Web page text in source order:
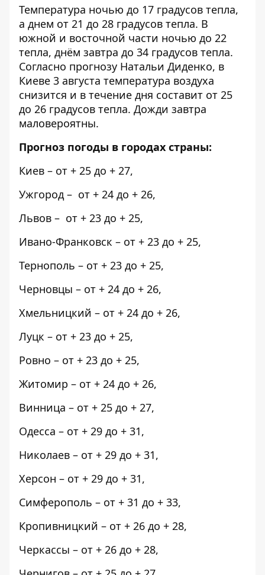
Температура ночью до 17 градусов тепла,
а днем от 21 до 28 градусов тепла. В
южной и восточной части ночью до 22
тепла, днём ​​завтра до 34 градусов тепла.
Согласно прогнозу Натальи Диденко, в
Киеве 3 августа температура воздуха
снизится и в течение дня составит от 25
до 26 градусов тепла. Дожди завтра
маловероятны.
Прогноз погоды в городах страны:
Киев – от + 25 до + 27,
Ужгород – от + 24 до + 26,
Львов – от + 23 до + 25,
Ивано-Франковск – от + 23 до + 25,
Тернополь – от + 23 до + 25,
Черновцы – от + 24 до + 26,
Хмельницкий – от + 24 до + 26,
Луцк – от + 23 до + 25,
Ровно – от + 23 до + 25,
Житомир – от + 24 до + 26,
Винница – от + 25 до + 27,
Одесса – от + 29 до + 31,
Николаев – от + 29 до + 31,
Херсон – от + 29 до + 31,
Симферополь – от + 31 до + 33,
Кропивницкий – от + 26 до + 28,
Черкассы – от + 26 до + 28,